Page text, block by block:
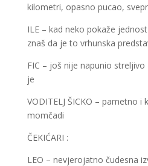
kilometri, opasno pucao,
ILE – kad neko pokaže
znaš da je to vrhunska
FIC – još nije napunio
je
VODITELJ ŠICKO – pametno
momčadi
ČEKIĆARI :
LEO – nevjerojatno čudesna